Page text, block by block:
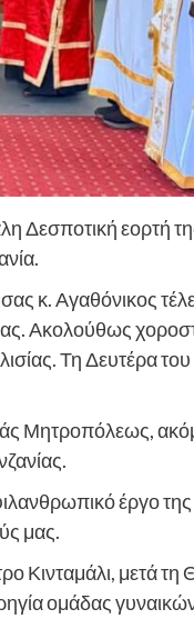
Δεσποτική εορτή
κ. Αγαθόνικος
Ακολούθως
Τη Δευτέρα
Μητροπόλεως,
έργο
μας.
μετά τη
ομάδας γυναικών